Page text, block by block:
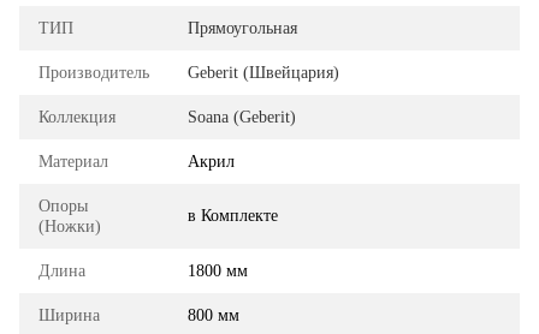
ТИП Прямоугольная
Производитель Geberit (Швейцария)
Коллекция Soana (Geberit)
Материал Акрил
Опоры
(Ножки)
в Комплекте
Длина 1800 мм
Ширина 800 мм